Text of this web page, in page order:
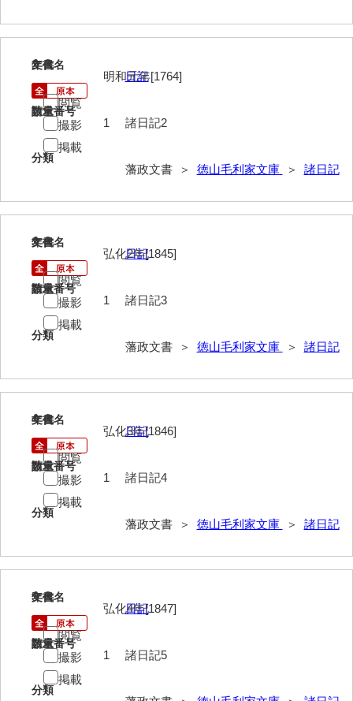
御就国記
御参勤記
御勤記
御馳走御勤記
御行萩記
山口御入湯日記
遣使記内編
下御用所日記
山下札大縛
2
文書名
日記
請求番号
諸日記2
分類
藩政文書 ＞ 徳山毛利家文庫 ＞ 諸日記
年代
明和元年[1764]
数量
1
閲覧
撮影
掲載
3
文書名
日記
請求番号
諸日記3
分類
藩政文書 ＞ 徳山毛利家文庫 ＞ 諸日記
年代
弘化2年[1845]
数量
1
閲覧
撮影
掲載
4
文書名
日記
請求番号
諸日記4
分類
藩政文書 ＞ 徳山毛利家文庫 ＞ 諸日記
年代
弘化3年[1846]
数量
1
閲覧
撮影
掲載
5
文書名
日記
請求番号
諸日記5
分類
年代
弘化4年[1847]
数量
1
閲覧
撮影
掲載